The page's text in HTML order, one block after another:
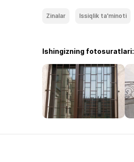
Zinalar Issiqlik ta'minoti
Ishingizning fotosuratlari: